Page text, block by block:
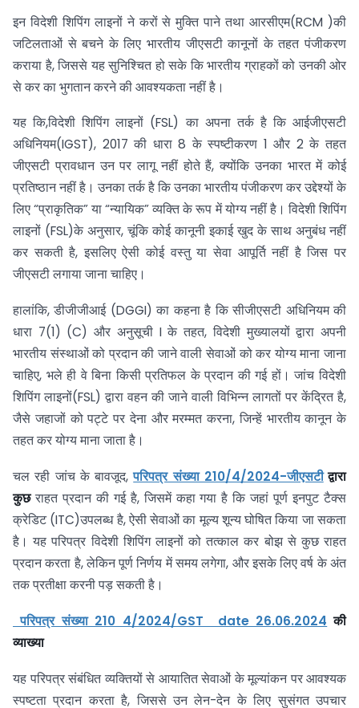
इन विदेशी शिपिंग लाइनों ने करों से मुक्ति पाने तथा आरसीएम(RCM )की
जटिलताओं से बचने के लिए भारतीय जीएसटी कानूनों के तहत पंजीकरण
कराया है, जिससे यह सुनिश्चित हो सके कि भारतीय ग्राहकों को उनकी ओर
से कर का भुगतान करने की आवश्यकता नहीं है।
यह कि,विदेशी शिपिंग लाइनों (FSL) का अपना तर्क है कि आईजीएसटी
अधिनियम(IGST), 2017 की धारा 8 के स्पष्टीकरण 1 और 2 के तहत
जीएसटी प्रावधान उन पर लागू नहीं होते हैं, क्योंकि उनका भारत में कोई
प्रतिष्ठान नहीं है। उनका तर्क है कि उनका भारतीय पंजीकरण कर उद्देश्यों के
लिए “प्राकृतिक” या “न्यायिक” व्यक्ति के रूप में योग्य नहीं है। विदेशी शिपिंग
लाइनों (FSL)के अनुसार, चूंकि कोई कानूनी इकाई खुद के साथ अनुबंध नहीं
कर सकती है, इसलिए ऐसी कोई वस्तु या सेवा आपूर्ति नहीं है जिस पर
जीएसटी लगाया जाना चाहिए।
हालांकि, डीजीजीआई (DGGI) का कहना है कि सीजीएसटी अधिनियम की
धारा 7(1) (C) और अनुसूची I के तहत, विदेशी मुख्यालयों द्वारा अपनी
भारतीय संस्थाओं को प्रदान की जाने वाली सेवाओं को कर योग्य माना जाना
चाहिए, भले ही वे बिना किसी प्रतिफल के प्रदान की गई हों। जांच विदेशी
शिपिंग लाइनों(FSL) द्वारा वहन की जाने वाली विभिन्न लागतों पर केंद्रित है,
जैसे जहाजों को पट्टे पर देना और मरम्मत करना, जिन्हें भारतीय कानून के
तहत कर योग्य माना जाता है।
चल रही जांच के बावजूद,परिपत्र संख्या 210/4/2024-जीएसटीद्वारा
कुछराहत प्रदान की गई है, जिसमें कहा गया है कि जहां पूर्ण इनपुट टैक्स
क्रेडिट (ITC)उपलब्ध है, ऐसी सेवाओं का मूल्य शून्य घोषित किया जा सकता
है। यह परिपत्र विदेशी शिपिंग लाइनों को तत्काल कर बोझ से कुछ राहत
प्रदान करता है, लेकिन पूर्ण निर्णय में समय लगेगा, और इसके लिए वर्ष के अंत
तक प्रतीक्षा करनी पड़ सकती है।
परिपत्र संख्या 210 4/2024/GST date 26.06.2024 की
व्याख्या
यह परिपत्र संबंधित व्यक्तियों से आयातित सेवाओं के मूल्यांकन पर आवश्यक
स्पष्टता प्रदान करता है, जिससे उन लेन-देन के लिए सुसंगत उपचार